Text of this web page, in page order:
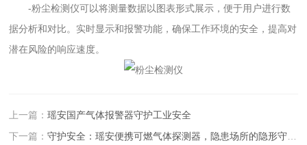
-粉尘检测仪可以将测量数据以图表形式展示，便于用户进行数
据分析和对比。实时显示和报警功能，确保工作环境的安全，提高对
潜在风险的响应速度。
上一篇：瑶安国产气体报警器守护工业安全
下一篇：守护安全：瑶安便携可燃气体探测器，隐患场所的隐形守护者！